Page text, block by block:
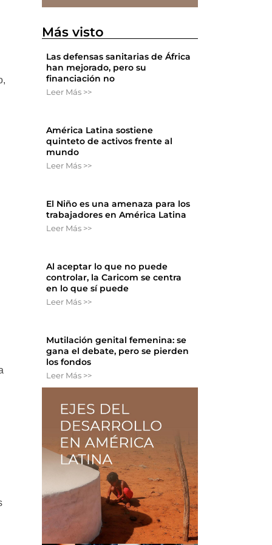
Más visto
Las defensas sanitarias de África
han mejorado, pero su
financiación no
Leer Más >>
América Latina sostiene
quinteto de activos frente al
mundo
Leer Más >>
El Niño es una amenaza para los
trabajadores en América Latina
Leer Más >>
Al aceptar lo que no puede
controlar, la Caricom se centra
en lo que sí puede
Leer Más >>
Mutilación genital femenina: se
gana el debate, pero se pierden
los fondos
Leer Más >>